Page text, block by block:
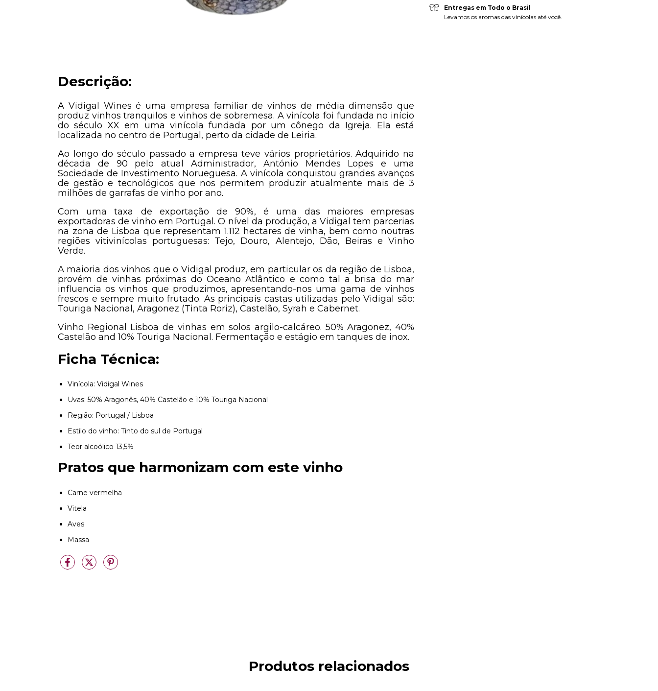
Descrição:
A Vidigal Wines é uma empresa familiar de vinhos de média dimensão que
produz vinhos tranquilos e vinhos de sobremesa. A vinícola foi fundada no início
do século XX em uma vinícola fundada por um cônego da Igreja. Ela está
localizada no centro de Portugal, perto da cidade de Leiria.
Ao longo do século passado a empresa teve vários proprietários. Adquirido na
década de 90 pelo atual Administrador, António Mendes Lopes e uma
Sociedade de Investimento Norueguesa. A vinícola conquistou grandes avanços
de gestão e tecnológicos que nos permitem produzir atualmente mais de 3
milhões de garrafas de vinho por ano.
Com uma taxa de exportação de 90%, é uma das maiores empresas
exportadoras de vinho em Portugal. O nível da produção, a Vidigal tem parcerias
na zona de Lisboa que representam 1.112 hectares de vinha, bem como noutras
regiões vitivinícolas portuguesas: Tejo, Douro, Alentejo, Dão, Beiras e Vinho
Verde.
A maioria dos vinhos que o Vidigal produz, em particular os da região de Lisboa,
provém de vinhas próximas do Oceano Atlântico e como tal a brisa do mar
influencia os vinhos que produzimos, apresentando-nos uma gama de vinhos
frescos e sempre muito frutado. As principais castas utilizadas pelo Vidigal são:
Touriga Nacional, Aragonez (Tinta Roriz), Castelão, Syrah e Cabernet.
Vinho Regional Lisboa de vinhas em solos argilo-calcáreo. 50% Aragonez, 40%
Castelão and 10% Touriga Nacional. Fermentação e estágio em tanques de inox.
Ficha Técnica:
Vinícola: Vidigal Wines
Uvas: 50% Aragonês, 40% Castelão e 10% Touriga Nacional
Região: Portugal / Lisboa
Estilo do vinho: Tinto do sul de Portugal
Teor alcoólico 13,5%
Pratos que harmonizam com este vinho
Carne vermelha
Vitela
Aves
Massa
Entregas em Todo o Brasil
Levamos os aromas das vinícolas até você.
Produtos relacionados